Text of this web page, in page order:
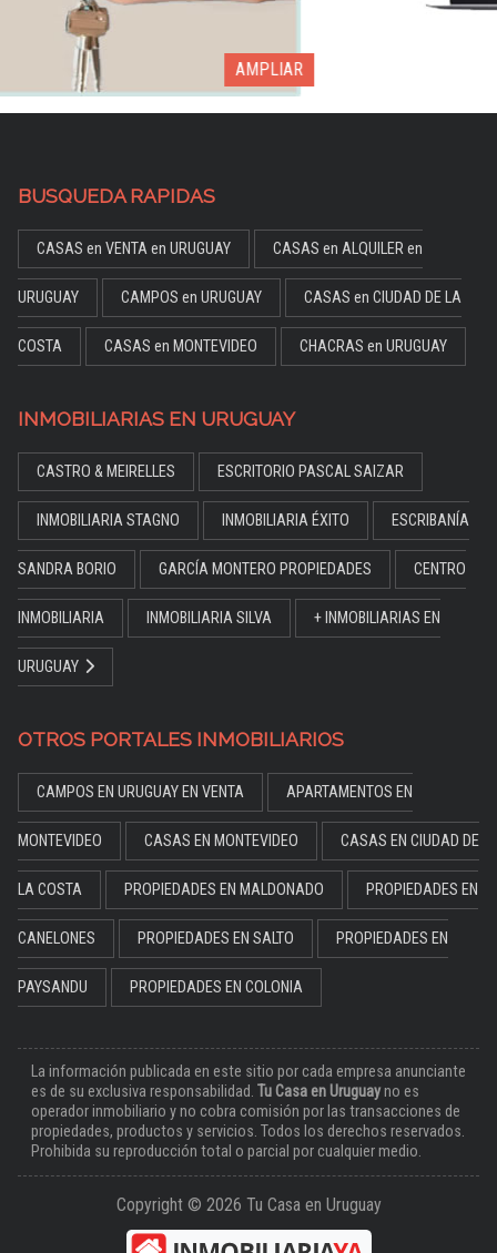
BUSQUEDA RAPIDAS
CASAS en VENTA en URUGUAY CASAS en ALQUILER en
URUGUAY CAMPOS en URUGUAY CASAS en CIUDAD DE LA
COSTA CASAS en MONTEVIDEO CHACRAS en URUGUAY
INMOBILIARIAS EN URUGUAY
CASTRO & MEIRELLES ESCRITORIO PASCAL SAIZAR
INMOBILIARIA STAGNO INMOBILIARIA ÉXITO ESCRIBANÍA
SANDRA BORIO GARCÍA MONTERO PROPIEDADES CENTRO
INMOBILIARIA INMOBILIARIA SILVA + INMOBILIARIAS EN
URUGUAY
OTROS PORTALES INMOBILIARIOS
CAMPOS EN URUGUAY EN VENTA APARTAMENTOS EN
MONTEVIDEO CASAS EN MONTEVIDEO CASAS EN CIUDAD DE
LA COSTA PROPIEDADES EN MALDONADO PROPIEDADES EN
CANELONES PROPIEDADES EN SALTO PROPIEDADES EN
PAYSANDU PROPIEDADES EN COLONIA
La información publicada en este sitio por cada empresa anunciante
es de su exclusiva responsabilidad. Tu Casa en Uruguayno es
operador inmobiliario y no cobra comisión por las transacciones de
propiedades, productos y servicios. Todos los derechos reservados.
Prohibida su reproducción total o parcial por cualquier medio.
Copyright © 2026 Tu Casa en Uruguay